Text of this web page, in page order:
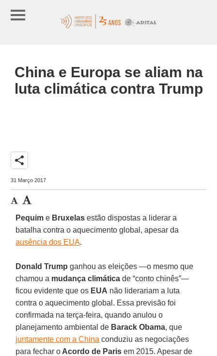
China e Europa se aliam na
luta climática contra Trump
share
31 Março 2017
Pequim e Bruxelas estão dispostas a liderar a
batalha contra o aquecimento global, apesar da
ausência dos EUA.
Donald Trump ganhou as eleições —o mesmo que
chamou a mudança climática de “conto chinês”—
ficou evidente que os EUA não liderariam a luta
contra o aquecimento global. Essa previsão foi
confirmada na terça-feira, quando anulou o
planejamento ambiental de Barack Obama, que
juntamente com a China conduziu as negociações
para fechar o Acordo de Paris em 2015. Apesar de